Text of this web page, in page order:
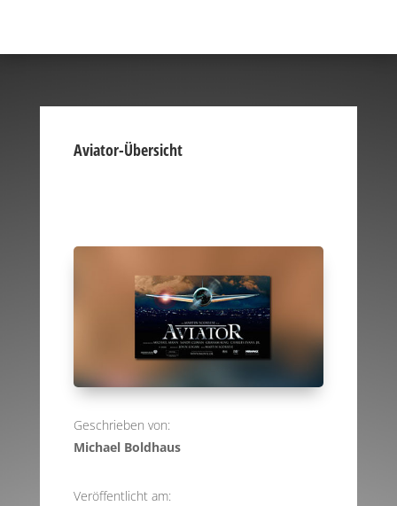
Aviator-Übersicht
Geschrieben von:
Michael Boldhaus
Veröffentlicht am: